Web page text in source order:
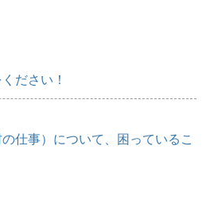
ださい！
仕事）について、困っているこ